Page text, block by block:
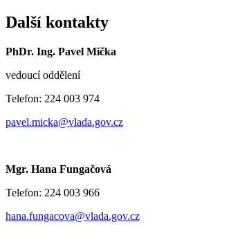
Další kontakty
PhDr. Ing. Pavel Mička
vedoucí oddělení
Telefon: 224 003 974
pavel.micka@vlada.gov.cz
Mgr. Hana Fungačová
Telefon: 224 003 966
hana.fungacova@vlada.gov.cz